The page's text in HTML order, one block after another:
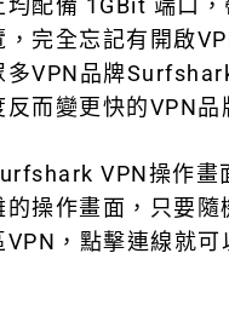
均配備 1GBit 端口，
，完全忘記有開啟
多VPN品牌
而變更快的VPN品
VPN操作畫
操作畫面，只要隨
，點擊連線就可